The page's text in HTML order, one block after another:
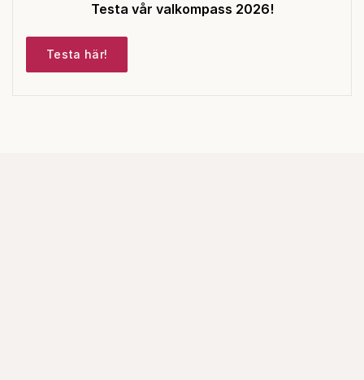
Testa vår valkompass 2026!
Testa här!